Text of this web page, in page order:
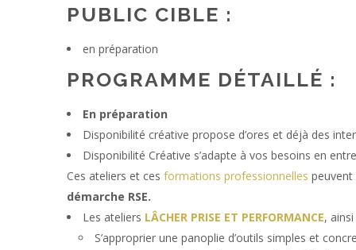
PUBLIC CIBLE :
en préparation
PROGRAMME DÉTAILLÉ :
En préparation
Disponibilité créative propose d’ores et déjà des
Disponibilité Créative s’adapte à vos besoins en
Ces ateliers et ces formations professionnelles
démarche RSE.
Les ateliers LÂCHER PRISE ET PERFORMANCE,
S’approprier une panoplie d’outils simples et